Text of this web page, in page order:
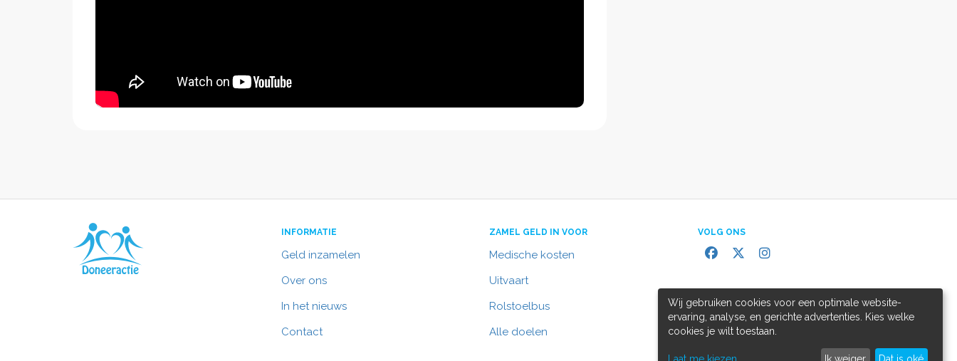
INFORMATIE
Geld inzamelen
Over ons
In het nieuws
Contact
ZAMEL GELD IN VOOR
Medische kosten
Uitvaart
Rolstoelbus
Alle doelen
VOLG ONS
Wij gebruiken cookies voor een optimale website-
ervaring, analyse, en gerichte advertenties. Kies welke
cookies je wilt toestaan.